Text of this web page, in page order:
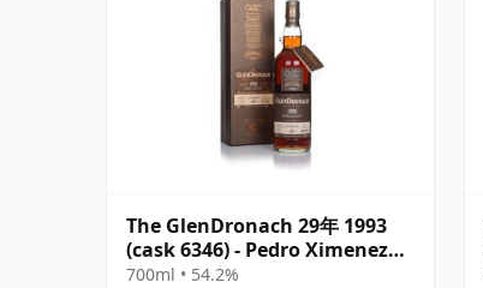
The GlenDronach 29年 1993
(cask 6346) - Pedro Ximenez
Butt
700ml • 54.2%